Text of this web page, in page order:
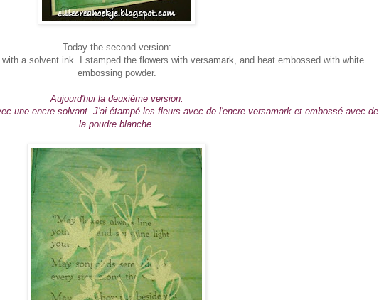
Today the second version:
a solvent ink. I stamped the flowers with versamark, and heat embossed with white
embossing powder.
Aujourd'hui la deuxième version:
une encre solvant. J'ai étampé les fleurs avec de l'encre versamark et embossé avec de
la poudre blanche.